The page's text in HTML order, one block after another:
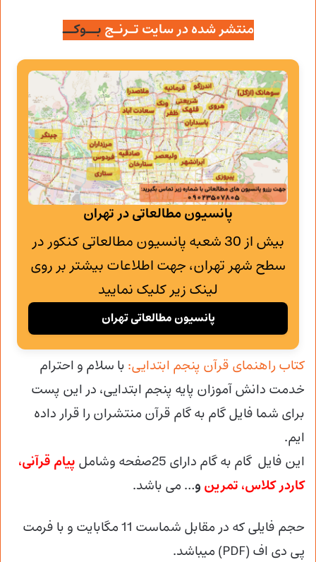
منتشر شده در سایت تـرنـج بــوکــ
پانسیون مطالعاتی در تهران
بیش از 30 شعبه پانسیون مطالعاتی کنکور در
سطح شهر تهران، جهت اطلاعات بیشتر بر روی
لینک زیر کلیک نمایید
پانسیون مطالعاتی تهران
کتاب راهنمای قرآن پنجم ابتدایی: با سلام و احترام
خدمت دانش آموزان پایه پنجم ابتدایی، در این پست
برای شما فایل گام به گام قرآن منتشران را قرار داده
ایم.
این فایل گام به گام دارای 25صفحه وشامل
پیام قرآنی،
کاردر کلاس، تمرین و… می باشد.
حجم فایلی که در مقابل شماست 11 مگابایت و با فرمت
پی دی اف (PDF) میباشد.